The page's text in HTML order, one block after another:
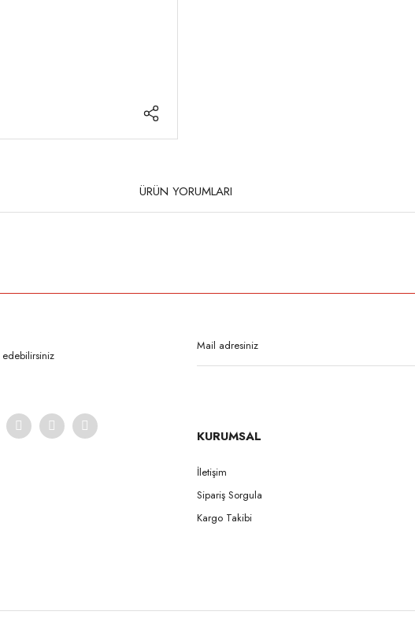
ÜRÜN YORUMLARI
KURUMSAL
İletişim
Sipariş Sorgula
Kargo Takibi